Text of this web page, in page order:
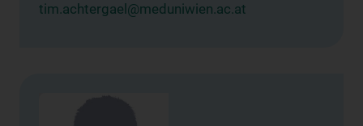
tim.achtergael@meduniwien.ac.at